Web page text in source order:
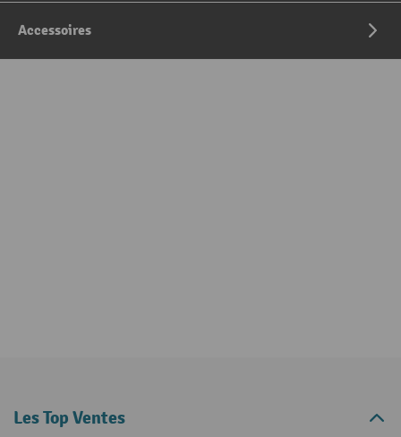
Accessoires
Les Top Ventes